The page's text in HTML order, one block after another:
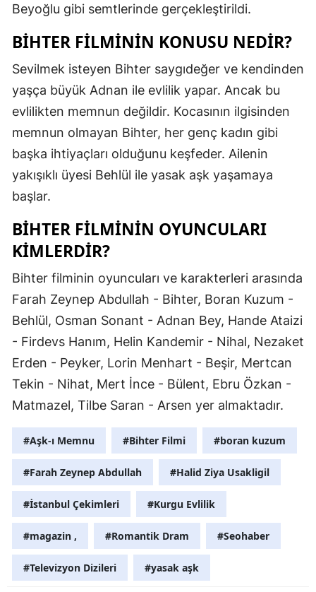
İzmir
Kars
Kastamonu
Kırklareli
Kırşehir
Konya
Malatya
Manisa
Mardin
Muğla
Muş
Nevşehir
Beyoğlu gibi semtlerinde gerçekleştirildi.
BIHTER FILMININ KONUSU NEDIR?
Sevilmek isteyen Bihter saygıdeğer ve kendinden
yaşça büyük Adnan ile evlilik yapar. Ancak bu
evlilikten memnun değildir. Kocasının ilgisinden
memnun olmayan Bihter, her genç kadın gibi
başka ihtiyaçları olduğunu keşfeder. Ailenin
yakışıklı üyesi Behlül ile yasak aşk yaşamaya
başlar.
BIHTER FILMININ OYUNCULARI
KIMLERDIR?
Bihter filminin oyuncuları ve karakterleri arasında
Farah Zeynep Abdullah - Bihter, Boran Kuzum -
Behlül, Osman Sonant - Adnan Bey, Hande Ataizi
- Firdevs Hanım, Helin Kandemir - Nihal, Nezaket
Erden - Peyker, Lorin Menhart - Beşir, Mertcan
Tekin - Nihat, Mert İnce - Bülent, Ebru Özkan -
Matmazel, Tilbe Saran - Arsen yer almaktadır.
#Aşk-ı Memnu #Bihter Filmi #boran kuzum
#Farah Zeynep Abdullah #Halid Ziya Usakligil
#İstanbul Çekimleri #Kurgu Evlilik
#magazin , #Romantik Dram #Seohaber
#Televizyon Dizileri #yasak aşk